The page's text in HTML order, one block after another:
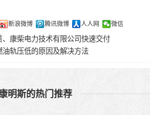
新浪微博 腾讯微博 人人网 微信
、康柴电力技术有限公司快速交付
油轨压低的原因及解决方法
明斯的热门推荐